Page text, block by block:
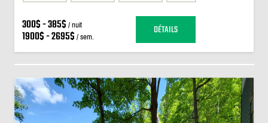
300$ - 385$ / nuit
1900$ - 2695$ / sem. DÉTAILS